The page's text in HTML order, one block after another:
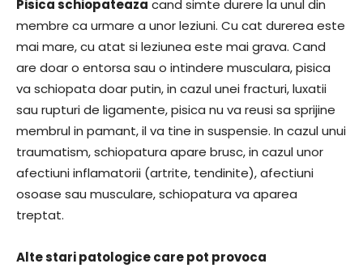
Pisica schiopateaza cand simte durere la unul din
membre ca urmare a unor leziuni. Cu cat durerea este
mai mare, cu atat si leziunea este mai grava. Cand
are doar o entorsa sau o intindere musculara, pisica
va schiopata doar putin, in cazul unei fracturi, luxatii
sau rupturi de ligamente, pisica nu va reusi sa sprijine
membrul in pamant, il va tine in suspensie. In cazul unui
traumatism, schiopatura apare brusc, in cazul unor
afectiuni inflamatorii (artrite, tendinite), afectiuni
osoase sau musculare, schiopatura va aparea
treptat.
Alte stari patologice care pot provoca